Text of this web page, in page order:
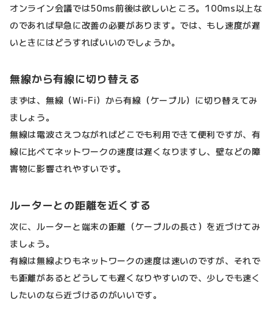
オンライン会議では50ms前後は欲しいところ。100ms以上な
のであれば早急に改善の必要があります。では、もし速度が遅
いときにはどうすればいいのでしょうか。
無線から有線に切り替える
まずは、無線（Wi-Fi）から有線（ケーブル）に切り替えてみ
ましょう。
無線は電波さえつながればどこでも利用できて便利ですが、有
線に比べてネットワークの速度は遅くなりますし、壁などの障
害物に影響されやすいです。
ルーターとの距離を近くする
次に、ルーターと端末の距離（ケーブルの長さ）を近づけてみ
ましょう。
有線は無線よりもネットワークの速度は速いのですが、それで
も距離があるとどうしても遅くなりやすいので、少しでも速く
したいのなら近づけるのがいいです。